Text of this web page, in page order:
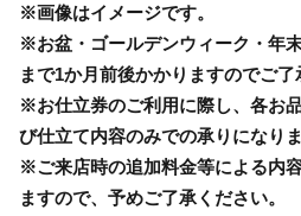
※画像はイメージです。
※お盆・ゴールデンウィーク・年
まで1か月前後かかりますのでご了
※お仕立券のご利用に際し、各お
び仕立て内容のみでの承りになりま
※ご来店時の追加料金等による内
ますので、予めご了承ください。